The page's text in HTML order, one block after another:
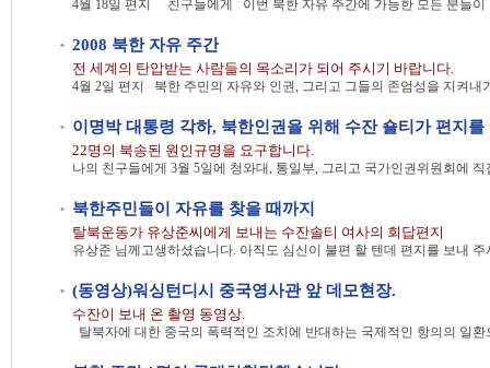
2008 북한 자유 주간
전 세계의 탄압받는 사람들의 목소리가 되어 주시기 바랍니다.
이명박 대통령 각하, 북한인권을 위해 수잔 숄티가 편지를
22명의 북송된 원인규명을 요구합니다.
북한주민들이 자유를 찾을 때까지
탈북운동가 유상준씨에게 보내는 수잔솔티 여사의 회답편지
(동영상)워싱턴디시 중국영사관 앞 데모현장.
수잔이 보내 온 촬영 동영상.